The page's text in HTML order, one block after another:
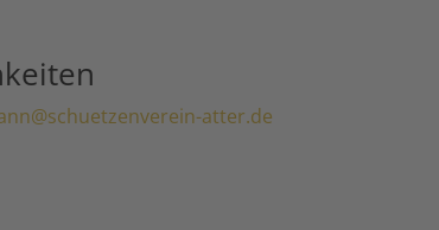
atter.de